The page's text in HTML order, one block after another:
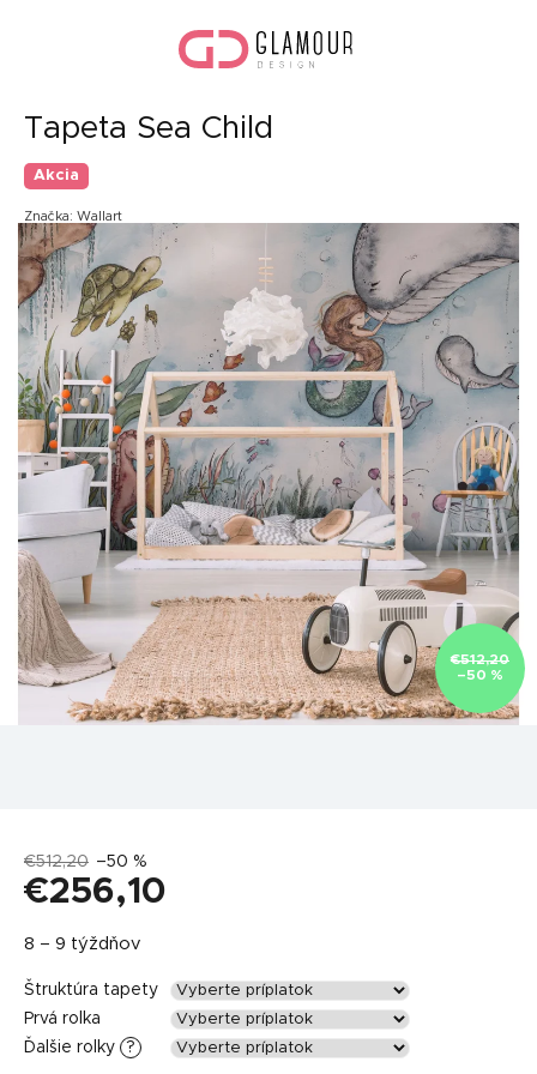
Tapeta Sea Child
Akcia
Značka: Wallart
€512,20
–50 %
€512,20 –50 %
€256,10
cena:
8 – 9 týždňov
Štruktúra tapety
Prvá rolka
Ďalšie rolky
?